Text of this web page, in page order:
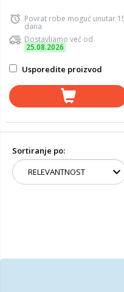
Povrat robe moguć unutar
dana
Dostavljamo već od
25.08.2026
Usporedite proizvod
Sortiranje po: